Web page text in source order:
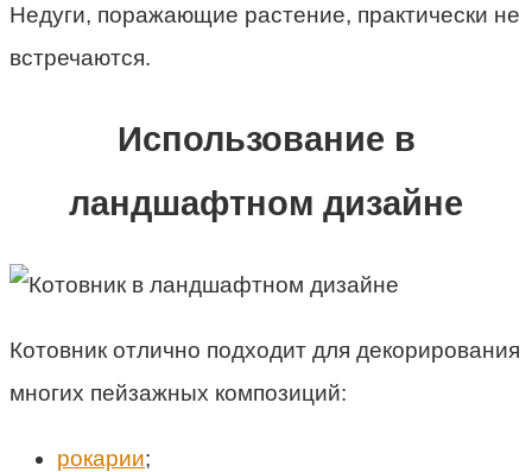
Недуги, поражающие растение, практически не
встречаются.
Использование в
ландшафтном дизайне
Котовник отлично подходит для декорирования
многих пейзажных композиций:
рокарии;